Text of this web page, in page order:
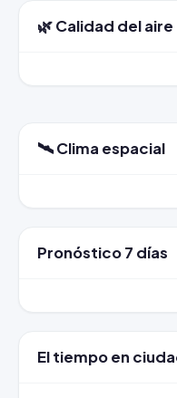
🌿 Calidad del aire
🛰️ Clima espacial
Pronóstico 7 días
El tiempo en